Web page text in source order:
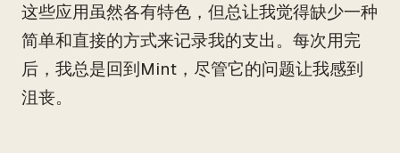
这些应用虽然各有特色，但总让我觉得缺少一种
简单和直接的方式来记录我的支出。每次用完
后，我总是回到Mint，尽管它的问题让我感到
沮丧。